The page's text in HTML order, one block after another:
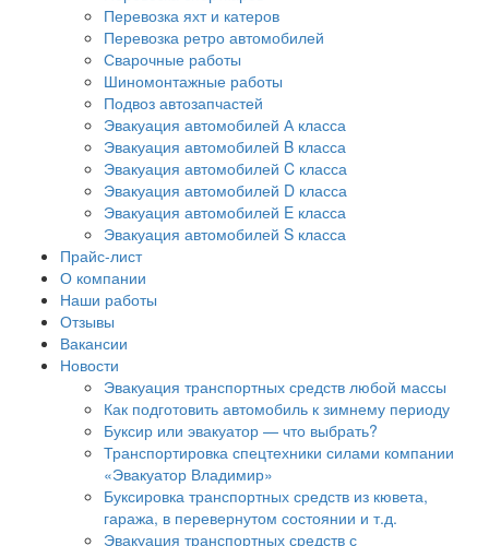
Перевозка яхт и катеров
Перевозка ретро автомобилей
Сварочные работы
Шиномонтажные работы
Подвоз автозапчастей
Эвакуация автомобилей А класса
Эвакуация автомобилей B класса
Эвакуация автомобилей C класса
Эвакуация автомобилей D класса
Эвакуация автомобилей E класса
Эвакуация автомобилей S класса
Прайс-лист
О компании
Наши работы
Отзывы
Вакансии
Новости
Эвакуация транспортных средств любой массы
Как подготовить автомобиль к зимнему периоду
Буксир или эвакуатор — что выбрать?
Транспортировка спецтехники силами компании
«Эвакуатор Владимир»
Буксировка транспортных средств из кювета,
гаража, в перевернутом состоянии и т.д.
Эвакуация транспортных средств с